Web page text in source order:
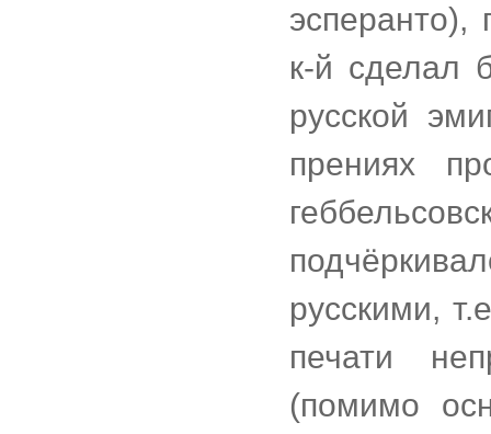
к-й сделал
русской
прениях
русскими,
печати
(помимо